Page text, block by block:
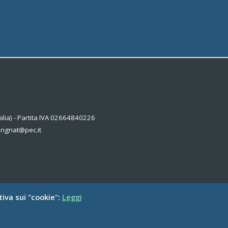
- Partita IVA 02664840226
sui "cookie": Leggi